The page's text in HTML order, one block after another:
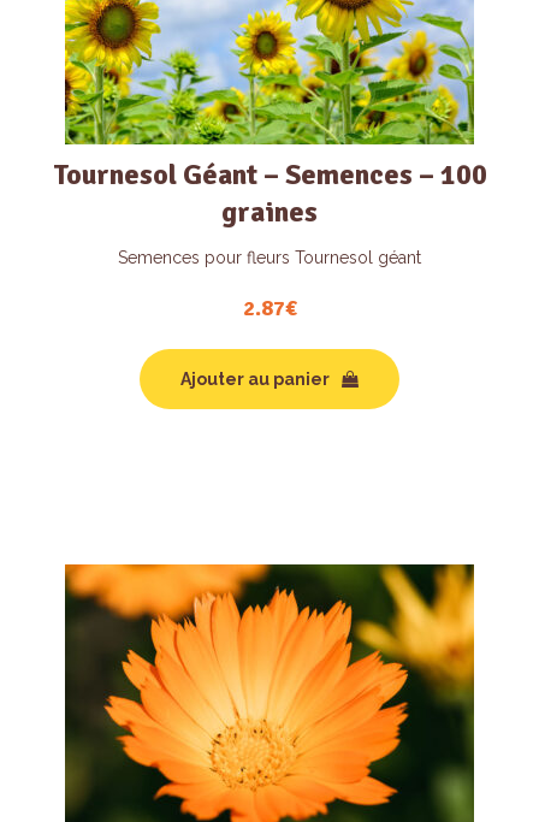
Tournesol Géant – Semences – 100
graines
Semences pour fleurs Tournesol géant
2.87€
Ajouter au panier